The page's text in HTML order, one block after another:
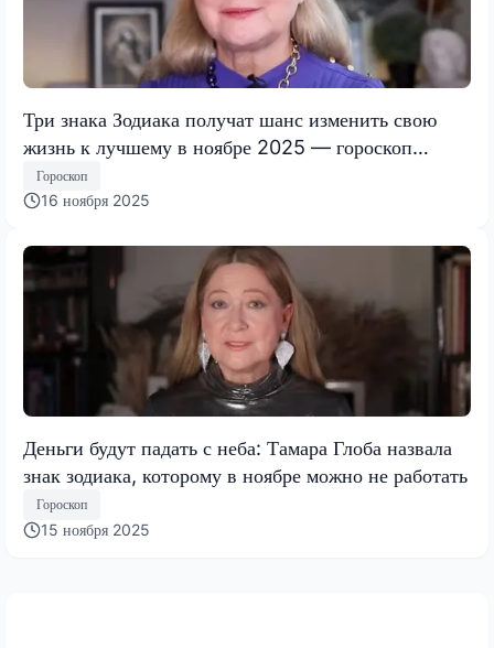
Три знака Зодиака получат шанс изменить свою
жизнь к лучшему в ноябре 2025 — гороскоп
Тамары Глобы
Гороскоп
16 ноября 2025
Деньги будут падать с неба: Тамара Глоба назвала
знак зодиака, которому в ноябре можно не работать
Гороскоп
15 ноября 2025